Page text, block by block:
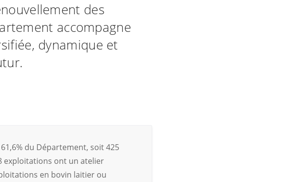
des
accompagne
dynamique et
du Département, soit 425
exploitations ont un atelier
en bovin laitier ou